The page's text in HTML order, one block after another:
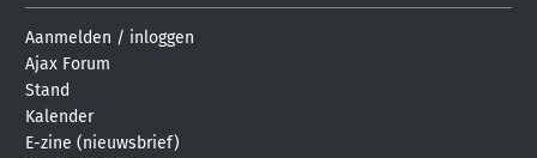
Aanmelden / inloggen
Ajax Forum
Stand
Kalender
E-zine (nieuwsbrief)